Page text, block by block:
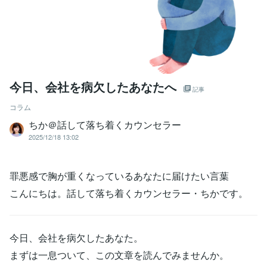
今日、会社を病欠したあなたへ 記事
コラム
ちか＠話して落ち着くカウンセラー
2025/12/18 13:02
罪悪感で胸が重くなっているあなたに届けたい言葉
こんにちは。話して落ち着くカウンセラー・ちかです。
今日、会社を病欠したあなた。
まずは一息ついて、この文章を読んでみませんか。